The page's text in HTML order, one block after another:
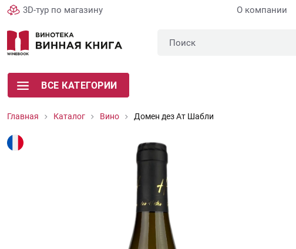
3D-тур по магазину О компании
ВСЕ КАТЕГОРИИ
Главная Каталог Вино Домен дез Ат Шабли